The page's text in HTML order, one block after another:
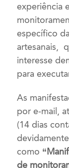
experiência
específico
artesanais,
interesse d
para
As
por e-mail,
(14 dias
como
de